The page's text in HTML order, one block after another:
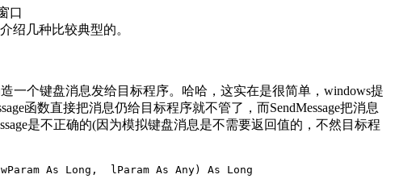
口
绍几种比较典型的。
个键盘消息发给目标程序。哈哈，这实在是很简单，windows提
函数直接把消息仍给目标程序就不管了，而SendMessage把消息
是不正确的(因为模拟键盘消息是不需要返回值的，不然目标程
As Long,  lParam As Any) As Long